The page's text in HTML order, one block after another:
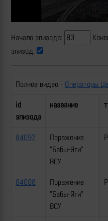
Начало эпизода:
эпизод:
Полное видео - Операторы
id
эпизода
название
84097
Поражение
"Бабы-Яги"
ВСУ
84098
Поражение
"Бабы-Яги"
ВСУ